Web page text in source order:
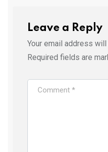
Leave a Reply
Your email address
Required fields are